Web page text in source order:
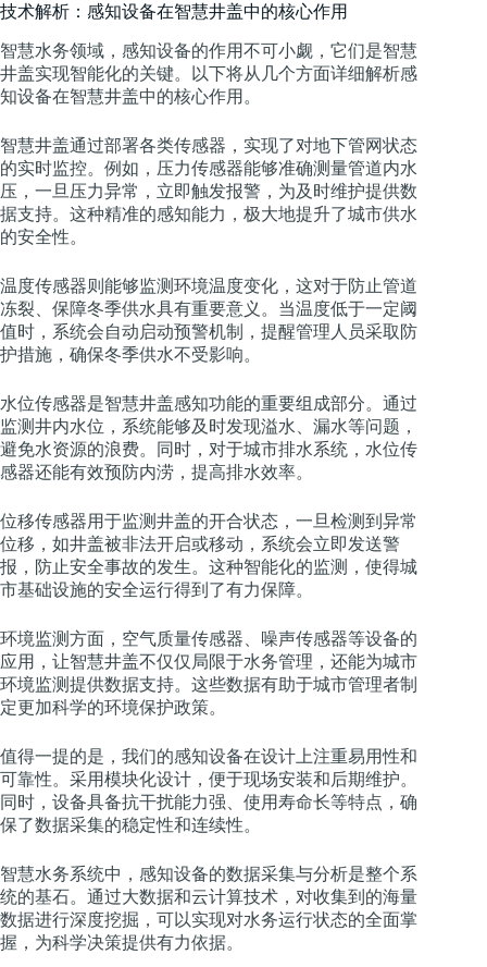
技术解析：感知设备在智慧井盖中的核心作用
智慧水务领域，感知设备的作用不可小觑，它们是智慧
井盖实现智能化的关键。以下将从几个方面详细解析感
知设备在智慧井盖中的核心作用。
智慧井盖通过部署各类传感器，实现了对地下管网状态
的实时监控。例如，压力传感器能够准确测量管道内水
压，一旦压力异常，立即触发报警，为及时维护提供数
据支持。这种精准的感知能力，极大地提升了城市供水
的安全性。
温度传感器则能够监测环境温度变化，这对于防止管道
冻裂、保障冬季供水具有重要意义。当温度低于一定阈
值时，系统会自动启动预警机制，提醒管理人员采取防
护措施，确保冬季供水不受影响。
水位传感器是智慧井盖感知功能的重要组成部分。通过
监测井内水位，系统能够及时发现溢水、漏水等问题，
避免水资源的浪费。同时，对于城市排水系统，水位传
感器还能有效预防内涝，提高排水效率。
位移传感器用于监测井盖的开合状态，一旦检测到异常
位移，如井盖被非法开启或移动，系统会立即发送警
报，防止安全事故的发生。这种智能化的监测，使得城
市基础设施的安全运行得到了有力保障。
环境监测方面，空气质量传感器、噪声传感器等设备的
应用，让智慧井盖不仅仅局限于水务管理，还能为城市
环境监测提供数据支持。这些数据有助于城市管理者制
定更加科学的环境保护政策。
值得一提的是，我们的感知设备在设计上注重易用性和
可靠性。采用模块化设计，便于现场安装和后期维护。
同时，设备具备抗干扰能力强、使用寿命长等特点，确
保了数据采集的稳定性和连续性。
智慧水务系统中，感知设备的数据采集与分析是整个系
统的基石。通过大数据和云计算技术，对收集到的海量
数据进行深度挖掘，可以实现对水务运行状态的全面掌
握，为科学决策提供有力依据。